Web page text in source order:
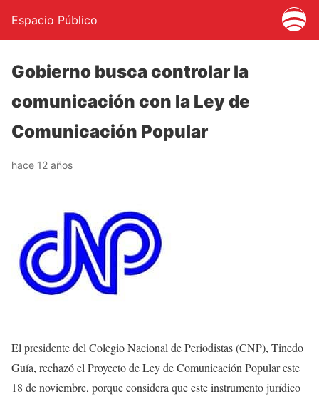
Espacio Público
Gobierno busca controlar la
comunicación con la Ley de
Comunicación Popular
hace 12 años
El presidente del Colegio Nacional de Periodistas (CNP), Tinedo
Guía, rechazó el Proyecto de Ley de Comunicación Popular este
18 de noviembre, porque considera que este instrumento jurídico